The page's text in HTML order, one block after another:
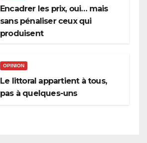
Encadrer les prix, oui… mais
sans pénaliser ceux qui
produisent
OPINION
Le littoral appartient à tous,
pas à quelques-uns